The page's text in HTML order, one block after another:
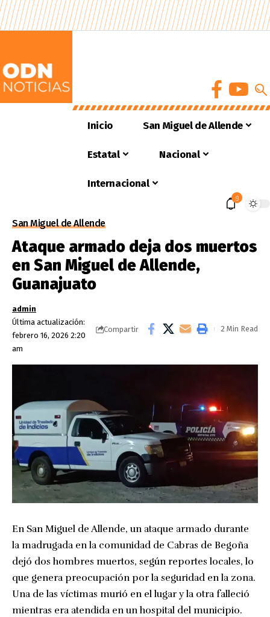
Inicio San Miguel de Allende
Estatal Nacional
Internacional
9
San Miguel de Allende
Ataque armado deja dos muertos
en San Miguel de Allende,
Guanajuato
Última actualización:
febrero 16, 2026 2:20
am
admin
Compartir 2 Min Read
En San Miguel de Allende, un ataque armado durante
la madrugada en la comunidad de Cabras de Begoña
dejó dos hombres muertos, según reportes locales, lo
que genera preocupación por la seguridad en la zona.
Una de las víctimas murió en el lugar y la otra falleció
mientras era atendida en un hospital del municipio.